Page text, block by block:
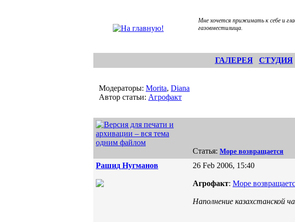
Мне хочется прижимать к себе и
газовместилища.
ГАЛЕРЕЯ СТУДИЯ
Модераторы: Morita, Diana
Автор статьи: Агрофакт
Статья: Море возвращается
Рашид Нугманов 26 Feb 2006, 15:40
Агрофакт: Море
Наполнение казахстанской